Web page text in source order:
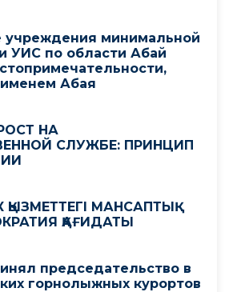
минимальной
УИС по области Абай
Абая
НА
СЛУЖБЕ: ПРИНЦИП
ҚЫЗМЕТТЕГІ МАНСАПТЫҚ
ҚАҒИДАТЫ
председательство в
горнолыжных курортов